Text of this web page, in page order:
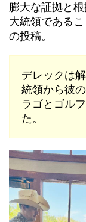
膨大な証拠と
大統領である
の投稿。
デレックは
統領から彼
ラゴとゴル
た。